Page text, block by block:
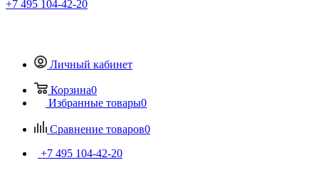
+7 495 104-42-20
Личный кабинет
Корзина0
Избранные товары0
Сравнение товаров0
+7 495 104-42-20